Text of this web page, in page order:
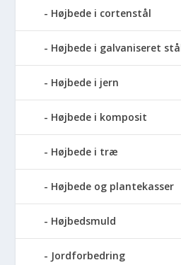
Højbede i cortenstål
Højbede i galvaniseret
Højbede i jern
Højbede i komposit
Højbede i træ
Højbede og plantekasser
Højbedsmuld
Jordforbedring